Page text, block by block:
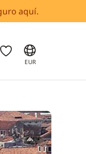
aquí.
EUR